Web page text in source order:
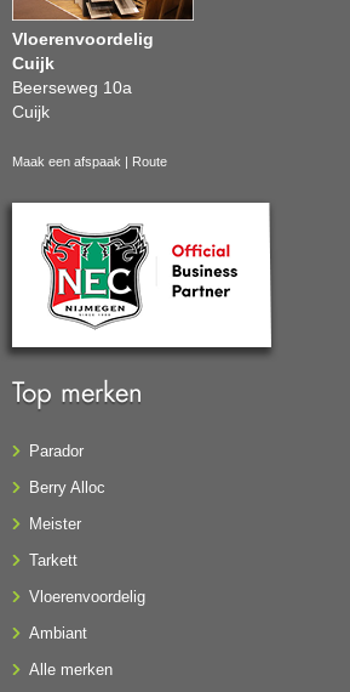
Vloerenvoordelig
Cuijk
Beerseweg 10a
Cuijk
Maak een afspaak | Route
Top merken
Parador
Berry Alloc
Meister
Tarkett
Vloerenvoordelig
Ambiant
Alle merken